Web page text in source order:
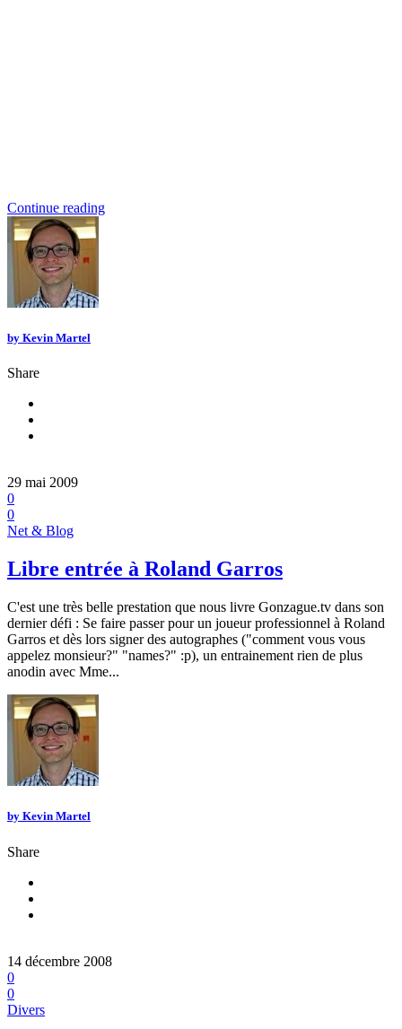
Continue reading
by Kevin Martel
Share
29 mai 2009
0
0
Net & Blog
Libre entrée à Roland Garros
C'est une très belle prestation que nous livre Gonzague.tv dans son
dernier défi : Se faire passer pour un joueur professionnel à Roland
Garros et dès lors signer des autographes ("comment vous vous
appelez monsieur?" "names?" :p), un entrainement rien de plus
anodin avec Mme...
by Kevin Martel
Share
14 décembre 2008
0
0
Divers